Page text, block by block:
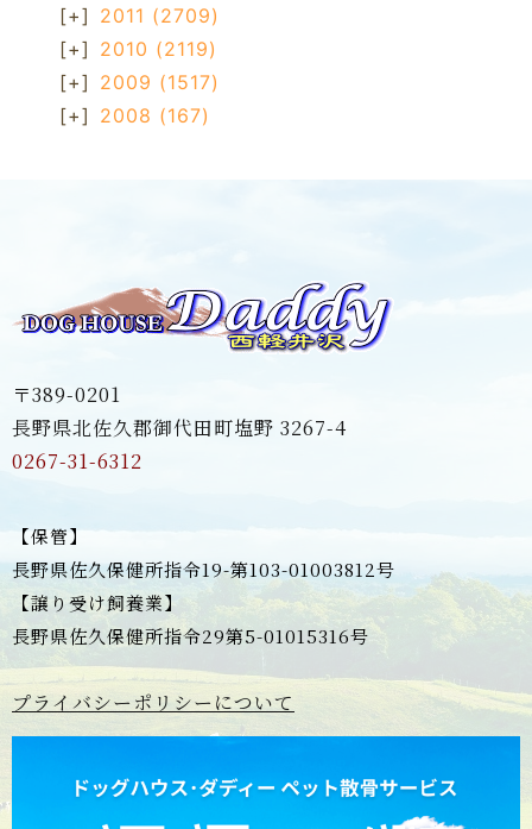
[+] 2011 (2709)
[+] 2010 (2119)
[+] 2009 (1517)
[+] 2008 (167)
〒389-0201
長野県北佐久郡御代田町塩野 3267-4
0267-31-6312
【保管】
長野県佐久保健所指令19-第103-01003812号
【譲り受け飼養業】
長野県佐久保健所指令29第5-01015316号
プライバシーポリシーについて